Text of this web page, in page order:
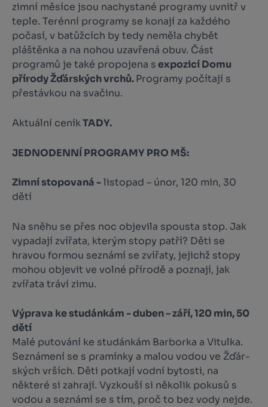
zimní měsíce jsou nachystané programy uvnitř v
teple. Terénní programy se konají za každého
počasí, v batůžcích by tedy neměla chybět
pláštěnka a na nohou uzavřená obuv. Část
programů je také propojena sexpozicí Domu
přírody Žďárských vrchů.Programy počítají s
přestávkou na svačinu.
Aktuální ceníkTADY.
JEDNODENNÍ PROGRAMY PRO MŠ:
Zimní stopovaná -listopad – únor, 120 min, 30
dětí
Na sněhu se přes noc objevila spousta stop. Jak
vypadají zvířata, kterým stopy patří? Děti se
hravou formou seznámí se zvířaty, jejichž stopy
mohou objevit ve volné přírodě a poznají, jak
zvířata tráví zimu.
Výprava ke studánkám - duben – září, 120 min, 50
dětí
Malé putování ke studánkám Barborka a Vitulka.
Seznámení se s pramínky a malou vodou ve Žďár­
ských vrších. Děti potkají vodní bytosti, na
některé si zahrají. Vyzkouší si několik pokusů s
vodou a se­známí se s tím, proč to bez vody nejde.